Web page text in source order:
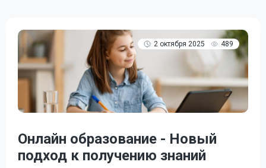
2 октября 2025 489
Онлайн образование - Новый
подход к получению знаний